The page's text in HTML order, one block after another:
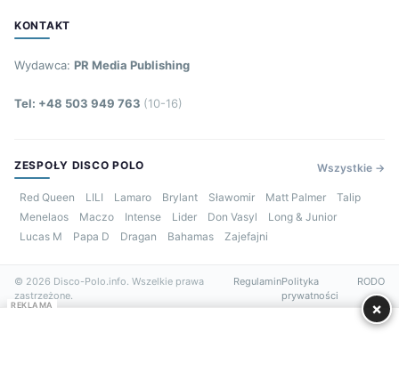
KONTAKT
Wydawca: PR Media Publishing
Tel: +48 503 949 763 (10-16)
ZESPOŁY DISCO POLO Wszystkie →
Red Queen LILI Lamaro Brylant Sławomir Matt Palmer
Talip
Menelaos
Maczo Intense Lider Don Vasyl
Long & Junior
Lucas M
Papa D Dragan Bahamas Zajefajni
© 2026 Disco-Polo.info. Wszelkie prawa
zastrzeżone.
RegulaminPolityka
prywatności
RODO
REKLAMA ×